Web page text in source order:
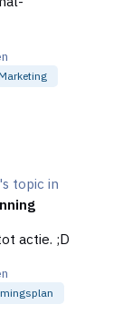
in
is een sterke
en
te
's topic in
ja. waarschijnlijk door over te gaan tot actie. ;D